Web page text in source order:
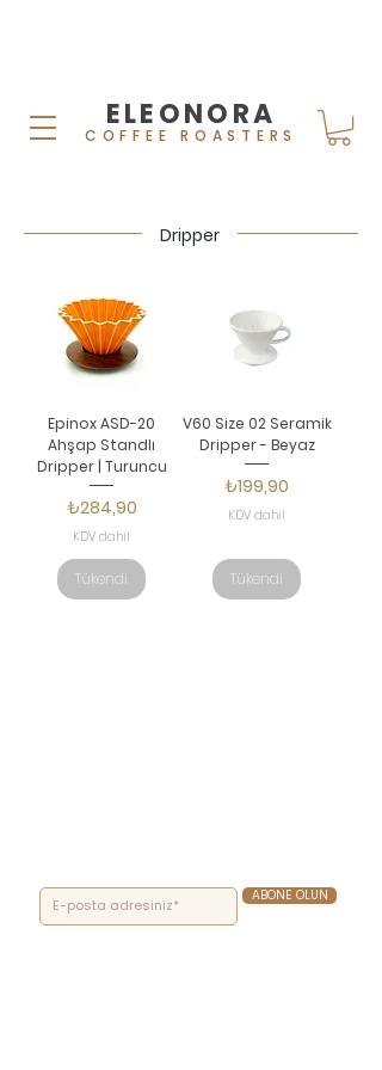
ELEONORA
COFFEE ROASTERS
Dripper
Epinox ASD-20
Ahşap Standlı
Dripper | Turuncu
Fiyat
₺284,90
KDV dahil
Tükendi
V60 Size 02 Seramik
Dripper - Beyaz
Fiyat
₺199,90
KDV dahil
Tükendi
ABONE OLUN